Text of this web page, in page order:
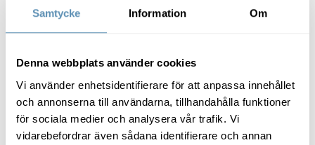
Samtycke Information Om
Denna webbplats använder cookies
Vi använder enhetsidentifierare för att anpassa innehållet
och annonserna till användarna, tillhandahålla funktioner
för sociala medier och analysera vår trafik. Vi
vidarebefordrar även sådana identifierare och annan